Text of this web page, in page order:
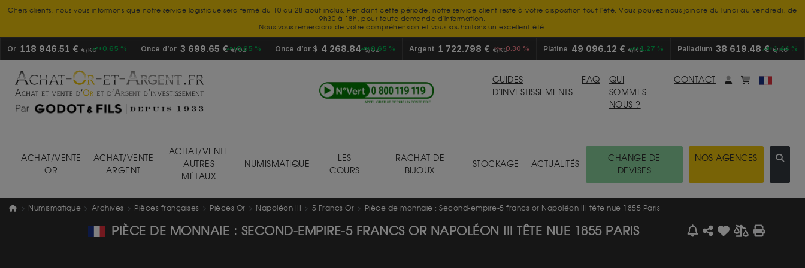
Chers clients, nous vous informons que notre service logistique sera fermé du 10 au 28 août inclus. Pendant cette période, notre service client reste à votre disposition tout l'été. Vous pouvez nous joindre du lundi au vendredi, de
9h30 à 18h, pour toute demande d'information.
Nous vous remercions de votre compréhension et vous souhaitons un excellent été.
Or 118 946.51 € €/KG +0.65 % Once d’or 3 699.65 €€/OZ
+0.65 % Once d’or $ 4 268.84$/OZ
+0.65 % Argent 1 722.798 € €/KG-0.30 % Platine 49 096.12 € €/KG+1.27 % Palladium 38 619.48 €€/KG
+1.44 %
GUIDES
D'INVESTISSEMENTS
FAQ
QUI
SOMMES-
NOUS ?
CONTACT Mon compte
monpanier
ACHAT/VENTE
OR
ACHAT/VENTE
ARGENT
ACHAT/VENTE
AUTRES
MÉTAUX
NUMISMATIQUE
LES
COURS
RACHAT DE
BIJOUX
STOCKAGE ACTUALITÉS
CHANGE DE
DEVISES
NOS AGENCES
Numismatique Archives Pièces françaises Pièces Or Napoléon III 5 Francs Or Pièce de monnaie : Second-empire-5 francs or Napoléon III tête nue 1855 Paris
PIÈCE DE MONNAIE : SECOND-EMPIRE-5 FRANCS OR NAPOLÉON III TÊTE NUE 1855 PARIS